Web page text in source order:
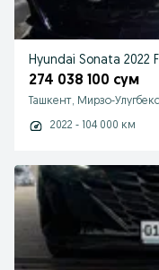
Hyundai Sonata 2022
274 038 100 сум
Ташкент, Мирзо-
2022 - 104 000 км